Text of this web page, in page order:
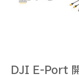
DJI E-Port 開